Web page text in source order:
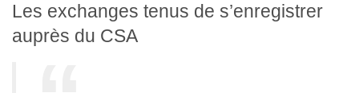
Les exchanges tenus de s’enregistrer
auprès du CSA